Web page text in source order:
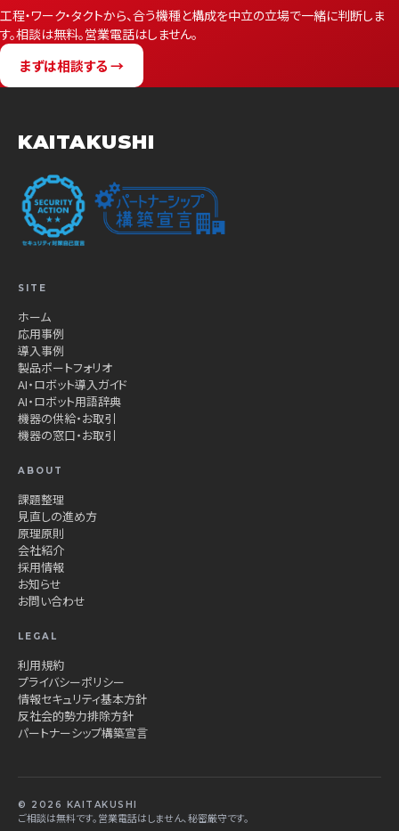
工程・ワーク・タクトから、合う機種と構成を中立の立場で一緒に判断しま
す。相談は無料。営業電話はしません。
まずは相談する →
KAITAKUSHI
SITE
ホーム
応用事例
導入事例
製品ポートフォリオ
AI・ロボット導入ガイド
AI・ロボット用語辞典
機器の供給・お取引
機器の窓口・お取引
ABOUT
課題整理
見直しの進め方
原理原則
会社紹介
採用情報
お知らせ
お問い合わせ
LEGAL
利用規約
プライバシーポリシー
情報セキュリティ基本方針
反社会的勢力排除方針
パートナーシップ構築宣言
© 2026 KAITAKUSHI
ご相談は無料です。営業電話はしません、秘密厳守です。